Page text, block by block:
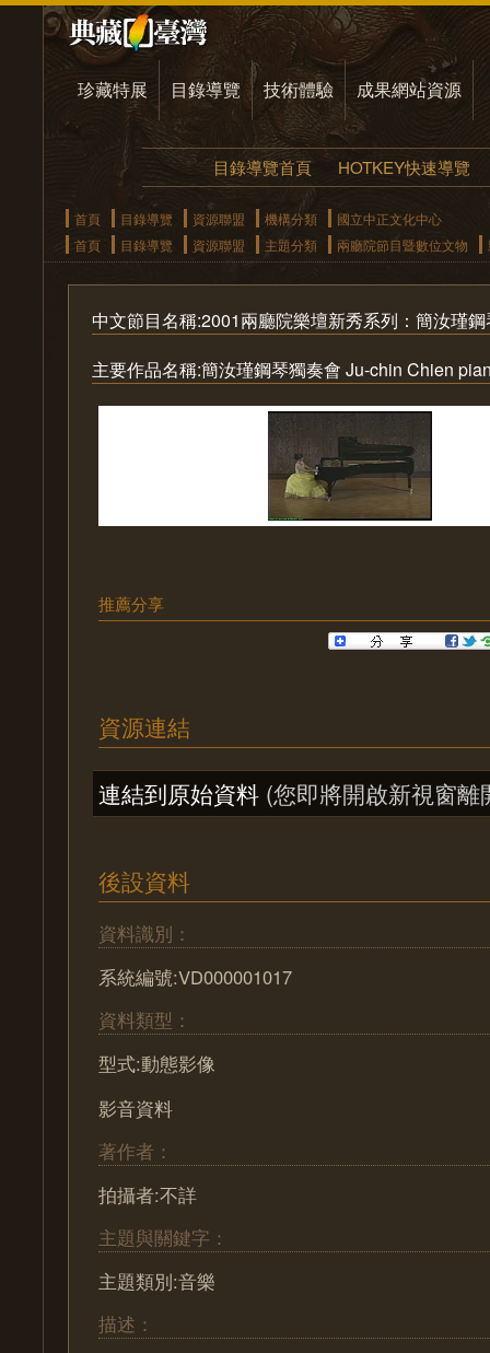
珍藏特展 目錄導覽 技術體驗 成果網站資源
目錄導覽首頁 HOTKEY快速導覽
首頁 目錄導覽 資源聯盟 機構分類
國立中正文化中心
首頁
目錄導覽 資源聯盟 主題分類 兩廳院節目暨數位文物
中文節目名稱:2001兩廳院樂壇新秀系列：簡汝瑾
主要作品名稱:簡汝瑾鋼琴獨奏會 Ju-chin Chien
推薦分享
資源連結
連結到原始資料 (您即將開啟新視窗離
後設資料
資料識別：
系統編號:VD000001017
資料類型：
型式:動態影像
影音資料
著作者：
拍攝者:不詳
主題與關鍵字：
主題類別:音樂
描述：